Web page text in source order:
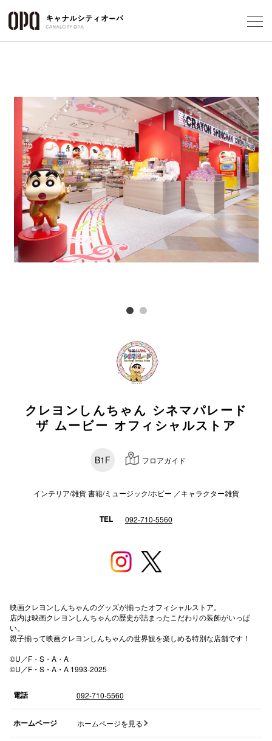
Previous Next
クレヨンしんちゃん シネマパレード
ザ ムービー オフィシャルストア
B1F フロアガイド
インテリア/雑貨 書籍/ミュージック/ホビー ／キャラクター雑貨
TEL 092-710-5560
映画クレヨンしんちゃんのグッズが揃ったオフィシャルストア。
店内は映画クレヨンしんちゃんの歴史が詰まったこだわりの装飾がいっぱ
い。
親子揃って映画クレヨンしんちゃんの世界観を楽しめる特別な店舗です！
©U／F・S・A・A
©U／F・S・A・A 1993-2025
電話 092-710-5560
ホームページ ホームページを見る
フロア
ショッ
レスト
施設案内
アクセ
スタッ
お問い合わせ
プライバシ
三宮オ
キャナルシ